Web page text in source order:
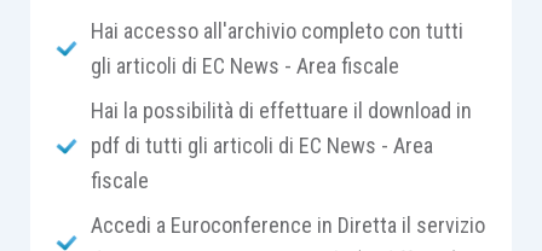
TRIBUTARI SU FISCOPRATICO…
I “casi operativi” sono esclusi
Hai accesso all'archivio completo con tutti
gli articoli di EC News - Area fiscale
Hai la possibilità di effettuare il download in
pdf di tutti gli articoli di EC News - Area
fiscale
Accedi a Euroconference in Diretta il servizio